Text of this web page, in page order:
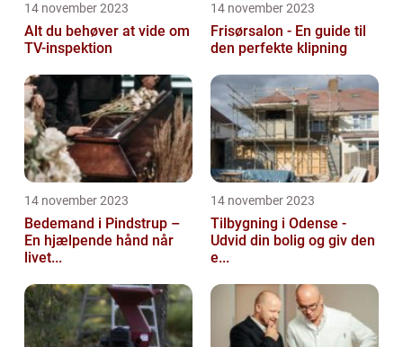
14 november 2023
Alt du behøver at vide om
TV-inspektion
14 november 2023
Frisørsalon - En guide til
den perfekte klipning
14 november 2023
Bedemand i Pindstrup –
En hjælpende hånd når
livet...
14 november 2023
Tilbygning i Odense -
Udvid din bolig og giv den
e...